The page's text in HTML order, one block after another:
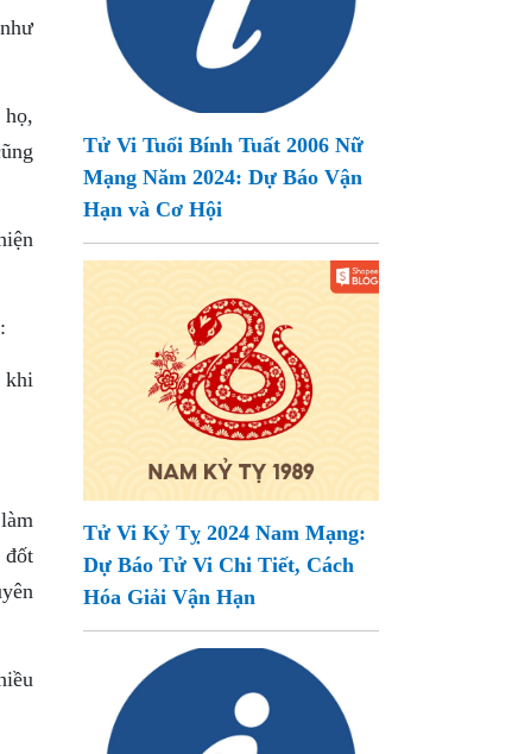
khi
Tử Vi Tuổi Bính Tuất 2006 Nữ
Mạng Năm 2024: Dự Báo Vận
Hạn và Cơ Hội
Tử Vi Kỷ Tỵ 2024 Nam Mạng:
Dự Báo Tử Vi Chi Tiết, Cách
Hóa Giải Vận Hạn